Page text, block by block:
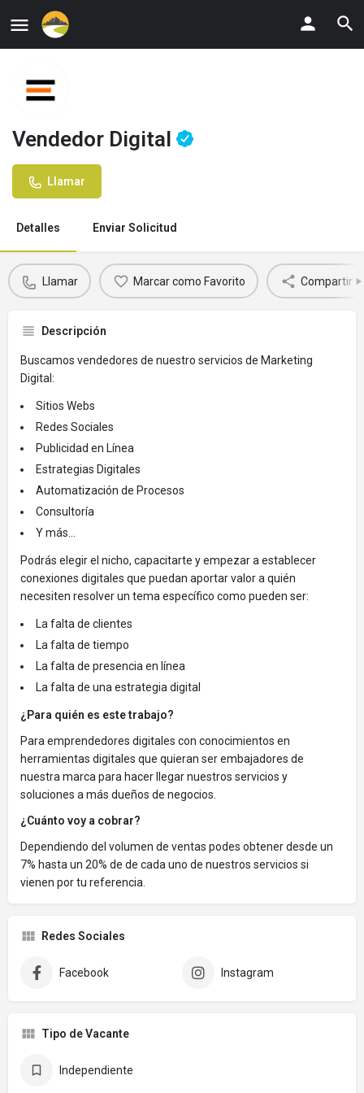
Vendedor Digital
Llamar
Detalles Enviar Solicitud
Llamar Marcar como Favorito Compartir
Descripción
Buscamos vendedores de nuestro servicios de Marketing
Digital:
Sitios Webs
Redes Sociales
Publicidad en Línea
Estrategias Digitales
Automatización de Procesos
Consultoría
Y más...
Podrás elegir el nicho, capacitarte y empezar a establecer
conexiones digitales que puedan aportar valor a quién
necesiten resolver un tema específico como pueden ser:
La falta de clientes
La falta de tiempo
La falta de presencia en línea
La falta de una estrategia digital
¿Para quién es este trabajo?
Para emprendedores digitales con conocimientos en
herramientas digitales que quieran ser embajadores de
nuestra marca para hacer llegar nuestros servicios y
soluciones a más dueños de negocios.
¿Cuánto voy a cobrar?
Dependiendo del volumen de ventas podes obtener desde un
7% hasta un 20% de de cada uno de nuestros servicios si
vienen por tu referencia.
Redes Sociales
Facebook Instagram
Tipo de Vacante
Independiente